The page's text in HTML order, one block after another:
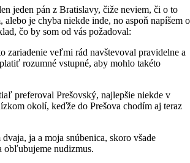
jeden pán z Bratislavy, čiže neviem, či o to
alebo je chyba niekde inde, no aspoň napíšem o
čo by som od vás požadoval:
zariadenie veľmi rád navštevoval pravidelne a
rozumné vstupné, aby mohlo takéto
preferoval Prešovský, najlepšie niekde v
okolí, keďže do Prešova chodím aj teraz
ja a moja snúbenica, skoro všade
obľubujeme nudizmus.